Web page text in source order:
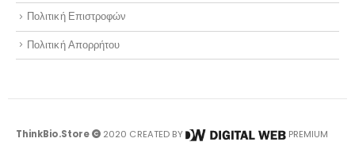
Πολιτική Επιστροφών
Πολιτική Απορρήτου
ThinkBio.Store 2020 CREATED BY
PREMIUM